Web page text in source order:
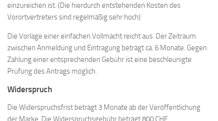
einzureichen ist. (Die hierdurch entstehenden Kosten des
Vorortvertreters sind regelmäßig sehr hoch)
Die Vorlage einer einfachen Vollmacht reicht aus. Der Zeitraum
zwischen Anmeldung und Eintragung beträgt ca. 6 Monate. Gegen
Zahlung einer entsprechenden Gebühr ist eine beschleunigte
Prüfung des Antrags möglich.
Widerspruch
Die Widerspruchsfrist beträgt 3 Monate ab der Veröffentlichung
der Marke. Die Widerspruchsgebühr beträgt 800 CHF.